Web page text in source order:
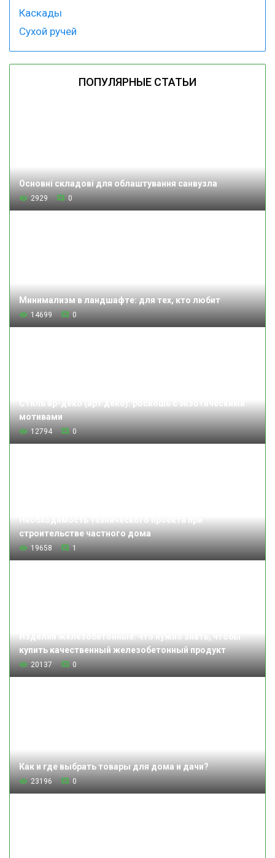
Каскады
Сухой ручей
ПОПУЛЯРНЫЕ СТАТЬИ
Основні складові для облаштування санвузла
2929 0
Минимализм в ландшафте: для тех, кто любит
14699 0
Стиль ар-деко (арт деко): роскошь с экзотическими
мотивами
12794 0
Необходимость технического проекта при
строительстве частного дома
19658 1
Изделия железобетонные: что нужно знать, чтобы
купить качественный железобетонный продукт
20137 0
Как и где выбрать товары для дома и дачи?
23196 0